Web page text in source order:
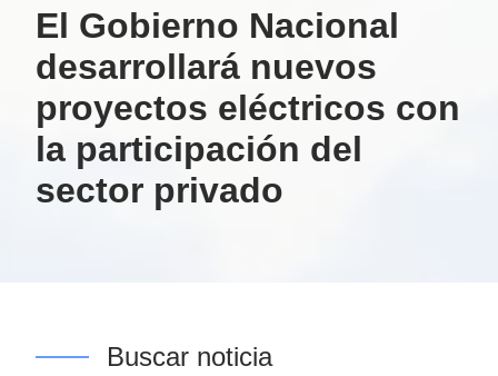
El Gobierno Nacional
desarrollará nuevos
proyectos eléctricos con
la participación del
sector privado
Buscar noticia